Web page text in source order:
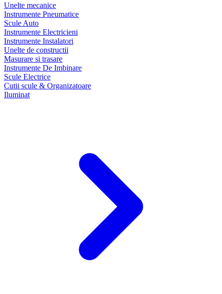
Unelte mecanice
Instrumente Pneumatice
Scule Auto
Instrumente Electricieni
Instrumente Instalatori
Unelte de constructii
Masurare si trasare
Instrumente De Imbinare
Scule Electrice
Cutii scule & Organizatoare
Iluminat